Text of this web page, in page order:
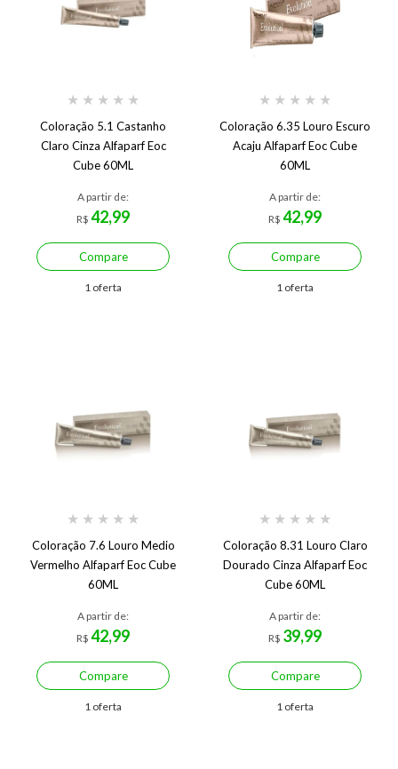
★ ★ ★ ★ ★
Coloração 5.1 Castanho
Claro Cinza Alfaparf Eoc
Cube 60ML
A partir de:
R$ 42,99
Compare
1 oferta
★ ★ ★ ★ ★
Coloração 6.35 Louro Escuro
Acaju Alfaparf Eoc Cube
60ML
A partir de:
R$ 42,99
Compare
1 oferta
★ ★ ★ ★ ★
Coloração 7.6 Louro Medio
Vermelho Alfaparf Eoc Cube
60ML
A partir de:
R$ 42,99
Compare
1 oferta
★ ★ ★ ★ ★
Coloração 8.31 Louro Claro
Dourado Cinza Alfaparf Eoc
Cube 60ML
A partir de:
R$ 39,99
Compare
1 oferta